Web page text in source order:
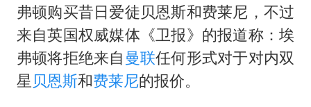
U17国足1分钟轰2球
80后女柜员逆袭成4200亿银行副行长
27岁女子成组织卖淫集团主犯被通缉
奋进开新局 实干挑大梁
弗顿购买昔日爱徒贝恩斯和费莱尼，不过
来自英国权威媒体《卫报》的报道称：埃
弗顿将拒绝来自 曼联任何形式对于对内双
星 贝恩斯和费莱尼的报价。